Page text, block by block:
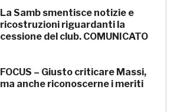
La Samb smentisce notizie e
ricostruzioni riguardanti la
cessione del club. COMUNICATO
FOCUS – Giusto criticare Massi,
ma anche riconoscerne i meriti